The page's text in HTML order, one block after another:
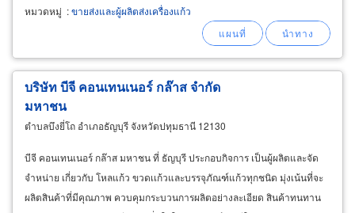
หมวดหมู่ :ขายส่งและผู้ผลิตส่งเครื่องแก้ว
บริษัท บีจี คอนเทนเนอร์ กล๊าส จำกัด
มหาชน
ตำบลบึงยี่โถ อำเภอธัญบุรี จังหวัดปทุมธานี 12130
บีจี คอนเทนเนอร์ กล๊าส มหาชน ที่ ธัญบุรี ประกอบกิจการ เป็นผู้ผลิตและจัด
จำหน่าย เกี่ยวกับ โหลแก้ว ขวดเเก้วและบรรจุภัณฑ์แก้วทุกชนิด มุ่งเน้นที่จะ
ผลิตสินค้าที่มีคุณภาพ ควบคุมกระบวนการผลิตอย่างละเอียด สินค้าทนทาน